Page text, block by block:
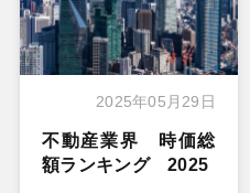
2025年05月29日
不動産業界 時価総
額ランキング 2025